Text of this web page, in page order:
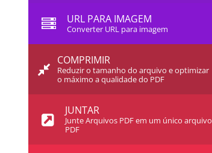
URL PARA IMAGEM
Converter URL para imagem
COMPRIMIR
Reduzir o tamanho do arquivo e optimizar
o máximo a qualidade do PDF
JUNTAR
Junte Arquivos PDF em um único arquivo
PDF